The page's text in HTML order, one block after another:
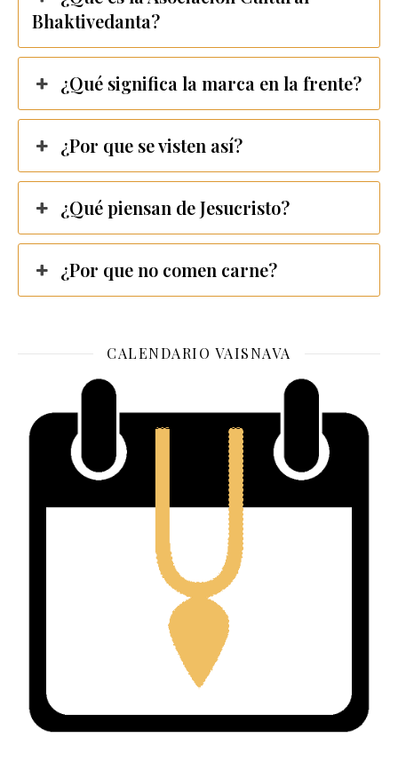
Bhaktivedanta?
¿Qué significa la marca en la frente?
¿Por que se visten así?
¿Qué piensan de Jesucristo?
¿Por que no comen carne?
CALENDARIO VAISNAVA